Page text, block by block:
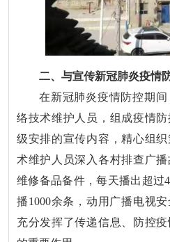
二、与宣传新冠肺炎疫情
在新冠肺炎疫情防控期
络技术维护人员，组成疫情
级安排的宣传内容，精心组
术维护人员深入各村排查广
维修备品备件，每天播出超过
播1000余条，动用广播电视安
充分发挥了传递信息、防控